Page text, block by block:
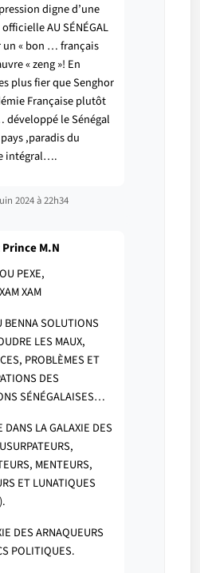
digne d’une
AU SÉNÉGAL
un « bon … français
« zeng »! En
plus fier que Senghor
Française plutôt
développé le Sénégal
,paradis du
intégral….
2024 à 22h34
M.N
PEXE,
XAM
BENNA SOLUTIONS
LES MAUX,
PROBLÈMES ET
DES
SÉNÉGALAISES…
DANS LA GALAXIE DES
MENTEURS,
ET LUNATIQUES
DES ARNAQUEURS
POLITIQUES.